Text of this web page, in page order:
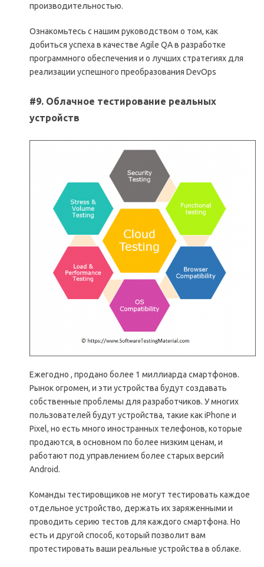
производительностью.
Ознакомьтесь с нашим руководством о том, как
добиться успеха в качестве Agile QA в разработке
программного обеспечения и о лучших стратегиях для
реализации успешного преобразования DevOps
#9. Облачное тестирование реальных
устройств
Ежегодно , продано более 1 миллиарда смартфонов.
Рынок огромен, и эти устройства будут создавать
собственные проблемы для разработчиков. У многих
пользователей будут устройства, такие как iPhone и
Pixel, но есть много иностранных телефонов, которые
продаются, в основном по более низким ценам, и
работают под управлением более старых версий
Android.
Команды тестировщиков не могут тестировать каждое
отдельное устройство, держать их заряженными и
проводить серию тестов для каждого смартфона. Но
есть и другой способ, который позволит вам
протестировать ваши реальные устройства в облаке.